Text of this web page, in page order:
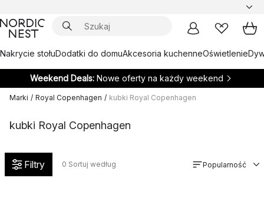
Nakrycie stołuDodatki do domuAkcesoria kuchenneOświetlenie
Weekend Deals: Nowe oferty na każdy weekend
Marki / Royal Copenhagen / kubki Royal Copenhagen
kubki Royal Copenhagen
Filtry 0 Sortuj według Popularność